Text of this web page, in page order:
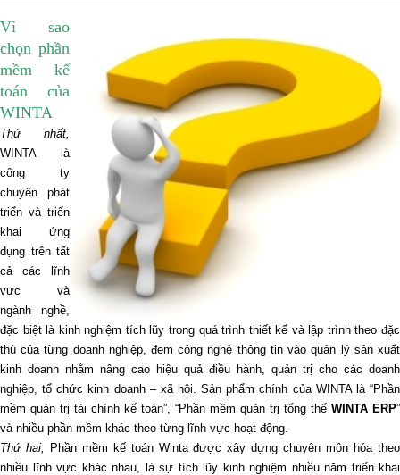
Vì sao
chọn phần
mềm kế
toán của
WINTA
Thứ nhất,
WINTAlà
công ty
chuyên phát
triển và triển
khai ứng
dụng trên tất
cả các lĩnh
vực và
ngành nghề,
đặc biệt là kinh nghiệm tích lũy trong quá trình thiết kế và lập trình theo đặc
thù của từng doanh nghiệp, đem công nghệ thông tin vào quản lý sản xuất
kinh doanh nhằm nâng cao hiệu quả điều hành, quản trị cho các doanh
nghiệp, tổ chức kinh doanh – xã hội. Sản phẩm chính của WINTA là “Phần
mềm quản trị tài chính kế toán”, “Phần mềm quản trị tổng thể WINTA ERP”
và nhiều phần mềm khác theo từng lĩnh vực hoạt động.
Thứ hai,
Phần mềm kế toán Winta được xây dựng chuyên môn hóa theo
nhiều lĩnh vực khác nhau, là sự tích lũy kinh nghiệm nhiều năm triển khai